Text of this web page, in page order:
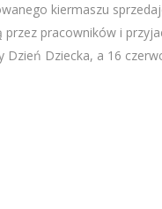
kiermaszu
pracowników i
Dziecka, a 16